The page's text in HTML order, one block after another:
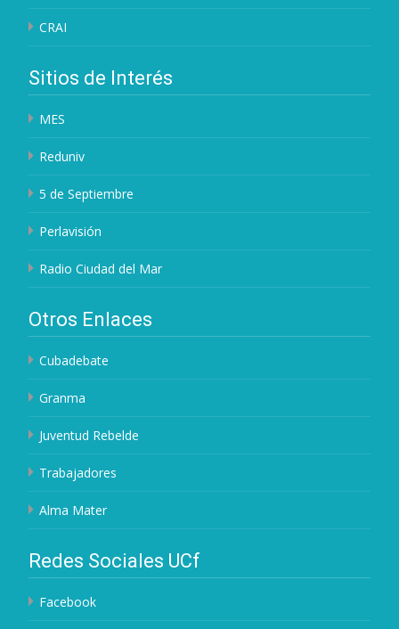
CRAI
Sitios de Interés
MES
Reduniv
5 de Septiembre
Perlavisión
Radio Ciudad del Mar
Otros Enlaces
Cubadebate
Granma
Juventud Rebelde
Trabajadores
Alma Mater
Redes Sociales UCf
Facebook